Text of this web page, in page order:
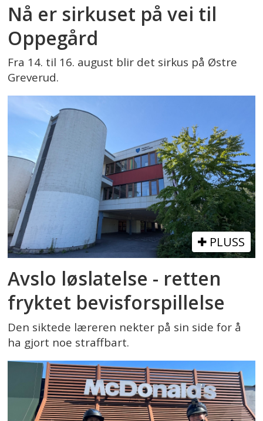
Nå er sirkuset på vei til
Oppegård
Fra 14. til 16. august blir det sirkus på Østre
Greverud.
PLUSS
Avslo løslatelse - retten
fryktet bevisforspillelse
Den siktede læreren nekter på sin side for å
ha gjort noe straffbart.